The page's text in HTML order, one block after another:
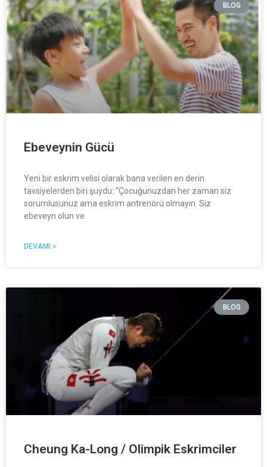
BLOG
Ebeveynin Gücü
Yeni bir eskrim velisi olarak bana verilen en derin
tavsiyelerden biri şuydu: “Çocuğunuzdan her zaman siz
sorumlusunuz ama eskrim antrenörü olmayın. Siz
ebeveyn olun ve
DEVAMI »
BLOG
Cheung Ka-Long / Olimpik Eskrimciler